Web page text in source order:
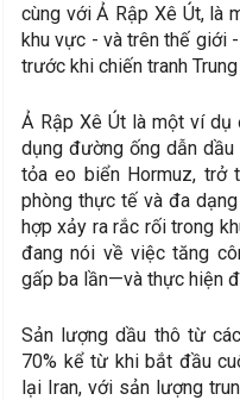
cùng với Ả Rập Xê Út, là
khu vực - và trên thế giới
trước khi chiến tranh
Ả Rập Xê Út là một ví dụ
dụng đường ống dẫn
tỏa eo biển Hormuz, trở
phòng thực tế và đa
hợp xảy ra rắc rối trong
đang nói về việc tăng
gấp ba lần—và thực hiện
Sản lượng dầu thô từ
70% kể từ khi bắt đầu
lại Iran, với sản lượng